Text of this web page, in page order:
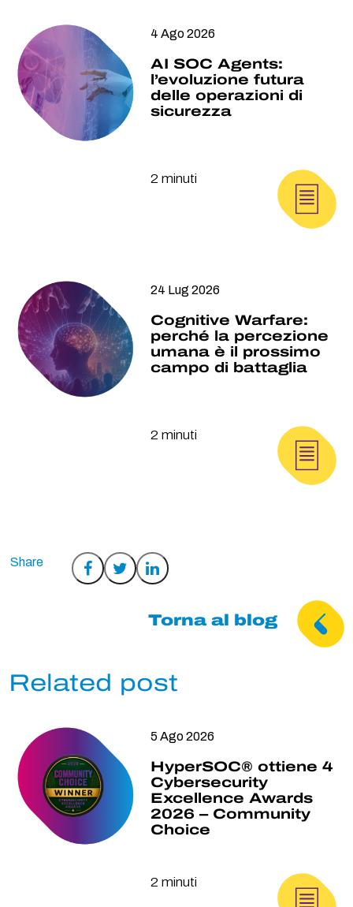
4 Ago 2026
AI SOC Agents:
l’evoluzione futura
delle operazioni di
sicurezza
2 minuti
24 Lug 2026
Cognitive Warfare:
perché la percezione
umana è il prossimo
campo di battaglia
2 minuti
Condividi
CondividiCondividi
Torna al blog
Related post
5 Ago 2026
HyperSOC® ottiene 4
Cybersecurity
Excellence Awards
2026 – Community
Choice
2 minuti